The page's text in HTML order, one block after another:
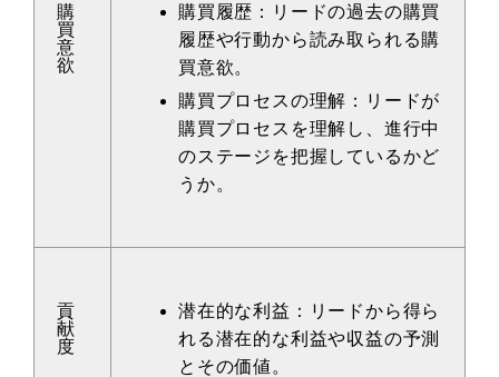
購
買
意
欲
購買履歴：リードの過去の購買
履歴や行動から読み取られる購
買意欲。
購買プロセスの理解：リードが
購買プロセスを理解し、進行中
のステージを把握しているかど
うか。
貢
献
度
潜在的な利益：リードから得ら
れる潜在的な利益や収益の予測
とその価値。